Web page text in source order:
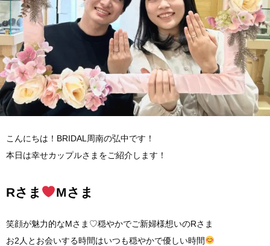
こんにちは！BRIDAL周南の弘中です！
本日は幸せカップルさまをご紹介します！
Rさま Mさま
笑顔が魅力的なMさま♡穏やかでご新婦様想いのRさま
お2人とお会いする時間はいつも穏やかで優しい時間